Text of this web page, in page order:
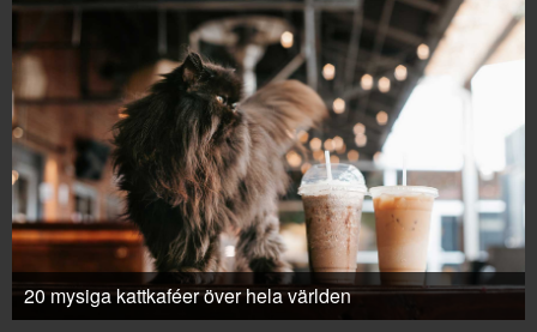
20 mysiga kattkaféer över hela världen